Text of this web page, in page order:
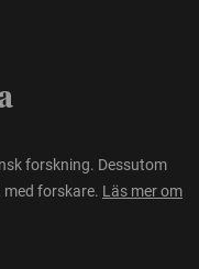
forskning. Dessutom
forskare. Läs mer om